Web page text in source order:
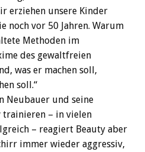
erziehen unsere Kinder
noch vor 50 Jahren. Warum
Methoden im
des gewaltfreien
was er machen soll,
soll.“
Neubauer und seine
– in vielen
– reagiert Beauty aber
immer wieder aggressiv,